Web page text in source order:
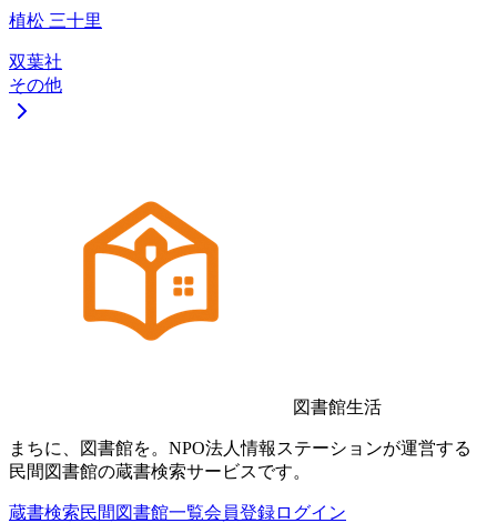
植松 三十里
双葉社
その他
図書館生活
まちに、図書館を。NPO法人情報ステーションが運営する
民間図書館の蔵書検索サービスです。
蔵書検索民間図書館一覧会員登録ログイン